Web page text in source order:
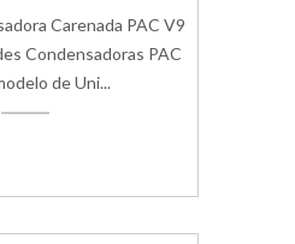
Carenada PAC V9
Condensadoras PAC
de Uni...